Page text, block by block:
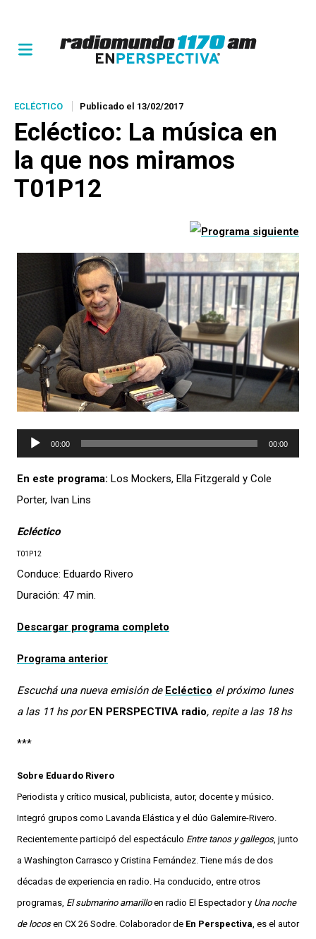
ECLÉCTICO Publicado el 13/02/2017
Ecléctico: La música en
la que nos miramos
T01P12
Reproductor
de
audio
00:00 00:00
En este programa: Los Mockers, Ella Fitzgerald y Cole
Porter, Ivan Lins
Ecléctico
T01P12
Conduce: Eduardo Rivero
Duración: 47 min.
Descargar programa completo
Programa anterior
Escuchá una nueva emisión de Ecléctico el próximo lunes
a las 11 hs porEN PERSPECTIVA radio, repite a las 18 hs
***
Sobre Eduardo Rivero
Periodista y crítico musical, publicista, autor, docente y músico.
Integró grupos como Lavanda Elástica y el dúo Galemire-Rivero.
Recientemente participó del espectáculo Entre tanos y gallegos, junto
a Washington Carrasco y Cristina Fernández. Tiene más de dos
décadas de experiencia en radio. Ha conducido, entre otros
programas, El submarino amarilloen radio El Espectador y Una noche
de locosen CX 26 Sodre. Colaborador de En Perspectiva, es el autor